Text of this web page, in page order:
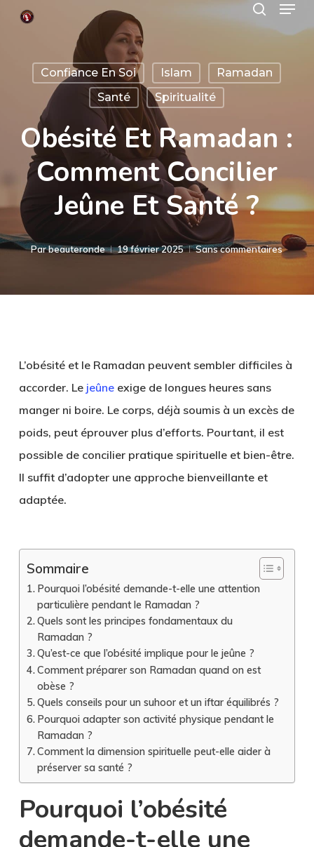
Skip
content
search
Confiance En Soi Islam
Ramadan
Santé
Spiritualité
Obésité Et Ramadan :
Comment Concilier
Jeûne Et Santé ?
Parbeauteronde 19 février 2025 Sans commentaires
L’obésité et le Ramadan peuvent sembler difficiles à
accorder. Lejeûneexige de longues heures sans
manger ni boire. Le corps, déjà soumis à un excès de
poids, peut éprouver plus d’efforts. Pourtant, il est
possible de concilier pratique spirituelle et bien-être.
Il suffit d’adopter une approche bienveillante et
adaptée.
Sommaire
Pourquoi l’obésité demande-t-elle une attention
particulière pendant le Ramadan ?
Quels sont les principes fondamentaux du
Ramadan ?
Qu’est-ce que l’obésité implique pour le jeûne ?
Comment préparer son Ramadan quand on est
obèse ?
Quels conseils pour un suhoor et un iftar équilibrés ?
Pourquoi adapter son activité physique pendant le
Ramadan ?
Comment la dimension spirituelle peut-elle aider à
préserver sa santé ?
Pourquoi l’obésité
demande-t-elle une
Menu